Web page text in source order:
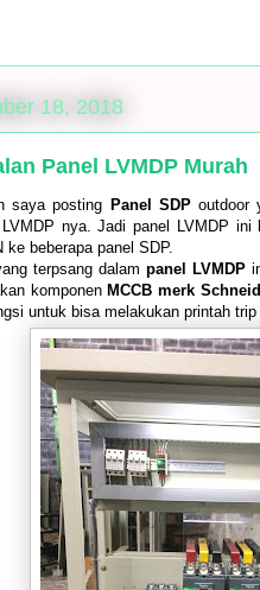
18, 2018
Panel LVMDP Murah
saya posting Panel SDP outdoor
nya. Jadi panel LVMDP ini
beberapa panel SDP.
terpsang dalam panel LVMDP
komponenMCCB merk
untuk bisa melakukan printah